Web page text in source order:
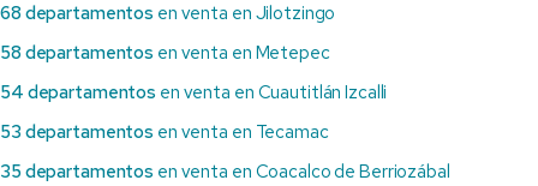
68 departamentos en venta en Jilotzingo
58 departamentos en venta en Metepec
54 departamentos en venta en Cuautitlán Izcalli
53 departamentos en venta en Tecamac
35 departamentos en venta en Coacalco de Berriozábal